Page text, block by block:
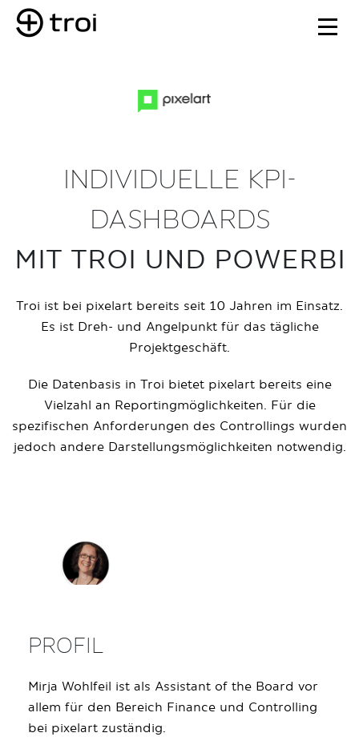
INDIVIDUELLE KPI-
DASHBOARDS
MIT TROI UND POWERBI
Troi ist bei pixelart bereits seit 10 Jahren im Einsatz.
Es ist Dreh- und Angelpunkt für das tägliche
Projektgeschäft.
Die Datenbasis in Troi bietet pixelart bereits eine
Vielzahl an Reportingmöglichkeiten. Für die
spezifischen Anforderungen des Controllings wurden
jedoch andere Darstellungsmöglichkeiten notwendig.
PROFIL
Mirja Wohlfeil ist als Assistant of the Board vor
allem für den Bereich Finance und Controlling
bei pixelart zuständig.